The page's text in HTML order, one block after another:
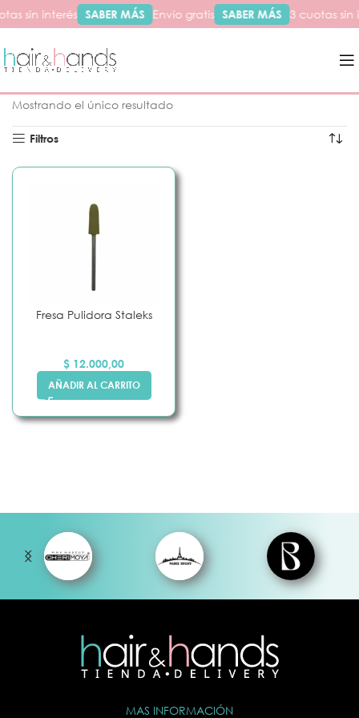
sin interés SABER MÁS Envío gratis SABER MÁS 3 cuotas sin
Mostrando el único resultado
Filtros
Fresa Pulidora Staleks
$ 12.000,00
AÑADIR AL CARRITO
MAS INFORMACIÓN